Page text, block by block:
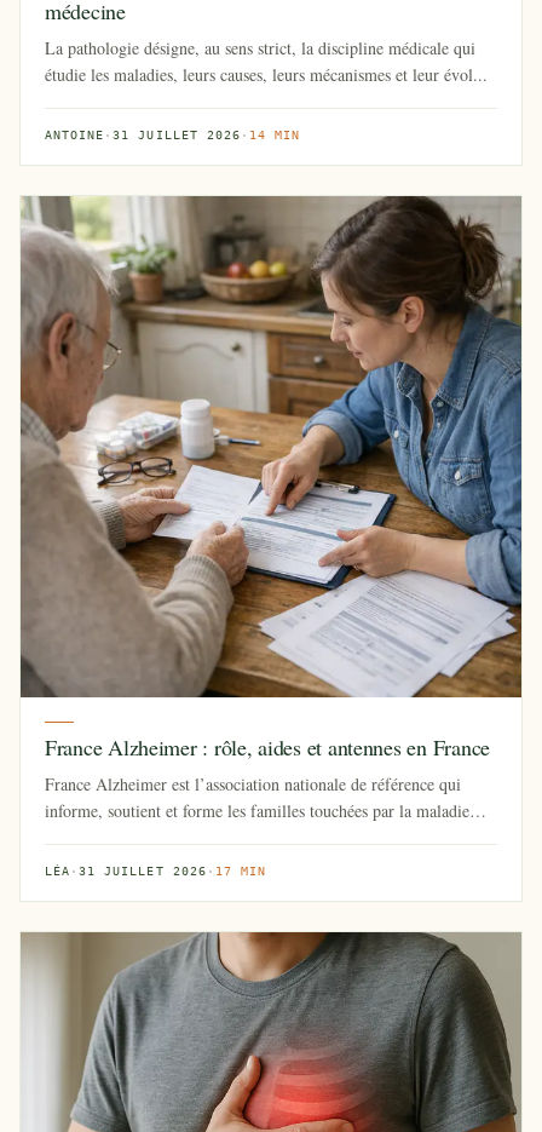
médecine
La pathologie désigne, au sens strict, la discipline médicale qui
étudie les maladies, leurs causes, leurs mécanismes et leur évol...
ANTOINE ·31 JUILLET 2026 · 14 MIN
France Alzheimer : rôle, aides et antennes en France
France Alzheimer est l’association nationale de référence qui
informe, soutient et forme les familles touchées par la maladie
LÉA ·31 JUILLET 2026 · 17 MIN